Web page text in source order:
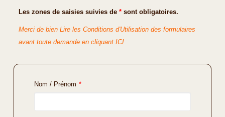
Les zones de saisies suivies de * sont obligatoires.
Merci de bien Lire les Conditions d'Utilisation des formulaires
avant toute demande en cliquant ICI
Nom / Prénom *